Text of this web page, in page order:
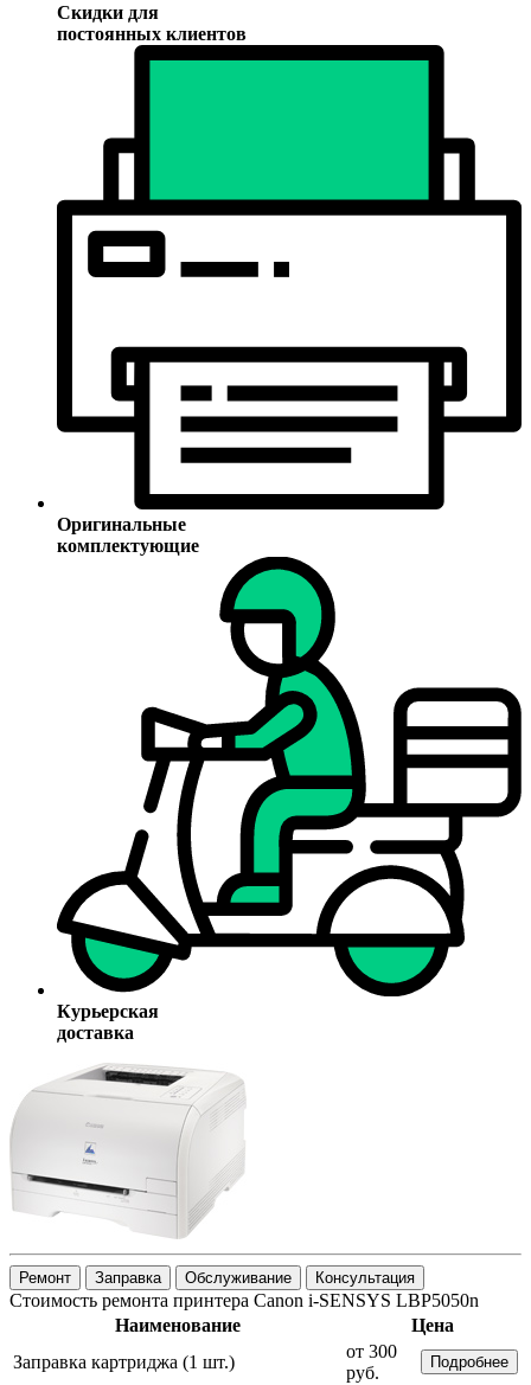
Скидки для
постоянных клиентов
Оригинальные
комплектующие
Курьерская
доставка
Ремонт Заправка Обслуживание Консультация
Стоимость ремонта принтера Canon i-SENSYS LBP5050n
Наименование
Цена
Заправка картриджа (1 шт.)
от 300
руб.
Подробнее